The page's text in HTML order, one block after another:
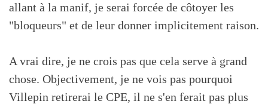
allant à la manif, je serai forcée de côtoyer les
"bloqueurs" et de leur donner implicitement raison.
A vrai dire, je ne crois pas que cela serve à grand
chose. Objectivement, je ne vois pas pourquoi
Villepin retirerai le CPE, il ne s'en ferait pas plus